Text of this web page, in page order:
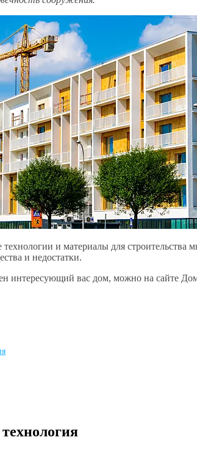
и материалы для строительства
и недостатки.
интересующий вас дом, можно на сайте